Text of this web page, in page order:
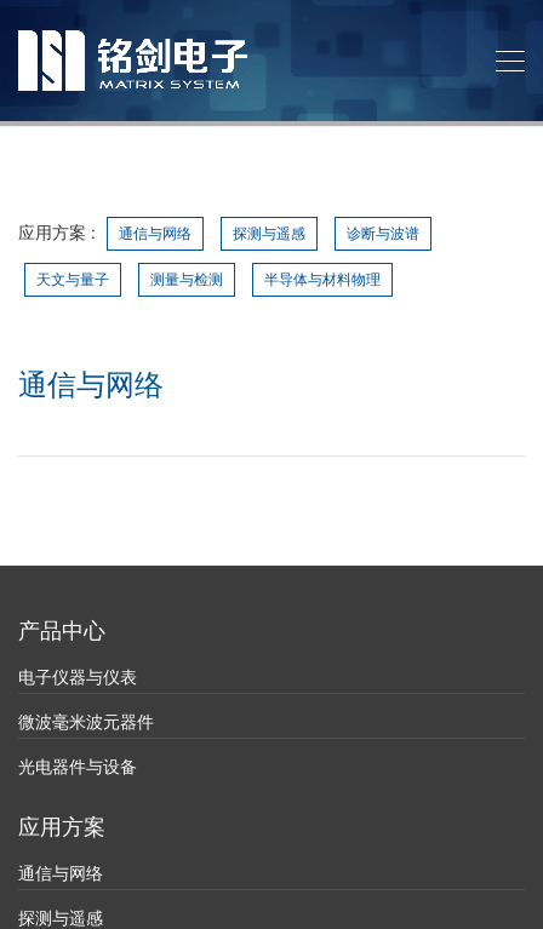
应用方案 : 通信与网络 探测与遥感 诊断与波谱
天文与量子 测量与检测 半导体与材料物理
通信与网络
产品中心
电子仪器与仪表
微波毫米波元器件
光电器件与设备
应用方案
通信与网络
探测与遥感